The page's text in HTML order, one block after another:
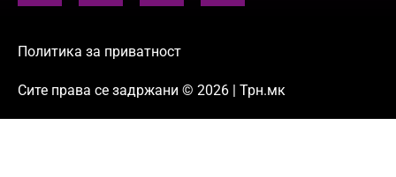
Политика за приватност
Сите права се задржани © 2026 | Трн.мк